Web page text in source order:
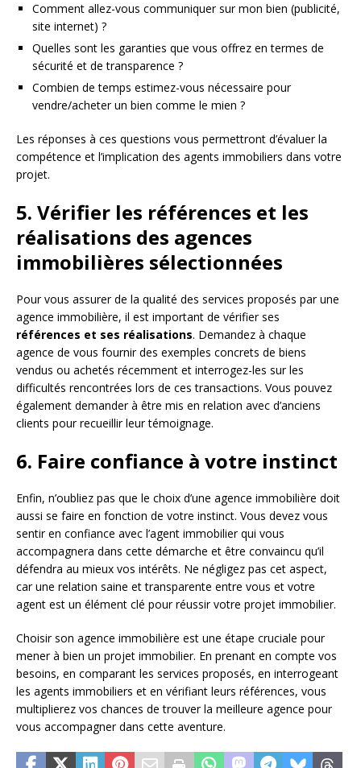
Comment allez-vous communiquer sur mon bien (publicité,
site internet) ?
Quelles sont les garanties que vous offrez en termes de
sécurité et de transparence ?
Combien de temps estimez-vous nécessaire pour
vendre/acheter un bien comme le mien ?
Les réponses à ces questions vous permettront d’évaluer la
compétence et l’implication des agents immobiliers dans votre
projet.
5. Vérifier les références et les
réalisations des agences
immobilières sélectionnées
Pour vous assurer de la qualité des services proposés par une
agence immobilière, il est important de vérifier ses
références et ses réalisations. Demandez à chaque
agence de vous fournir des exemples concrets de biens
vendus ou achetés récemment et interrogez-les sur les
difficultés rencontrées lors de ces transactions. Vous pouvez
également demander à être mis en relation avec d’anciens
clients pour recueillir leur témoignage.
6. Faire confiance à votre instinct
Enfin, n’oubliez pas que le choix d’une agence immobilière doit
aussi se faire en fonction de votre instinct. Vous devez vous
sentir en confiance avec l’agent immobilier qui vous
accompagnera dans cette démarche et être convaincu qu’il
défendra au mieux vos intérêts. Ne négligez pas cet aspect,
car une relation saine et transparente entre vous et votre
agent est un élément clé pour réussir votre projet immobilier.
Choisir son agence immobilière est une étape cruciale pour
mener à bien un projet immobilier. En prenant en compte vos
besoins, en comparant les services proposés, en interrogeant
les agents immobiliers et en vérifiant leurs références, vous
multiplierez vos chances de trouver la meilleure agence pour
vous accompagner dans cette aventure.